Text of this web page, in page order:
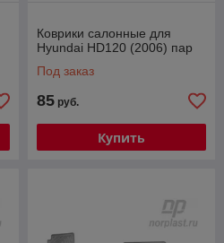
Коврики салонные для
Hyundai HD120 (2006) пар
Под заказ
85 руб.
Купить